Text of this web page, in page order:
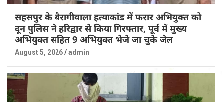
सहसपुर के बैरागीवाला हत्याकांड में फरार अभियुक्त को
दून पुलिस ने हरिद्वार से किया गिरफ्तार, पूर्व में मुख्य
अभियुक्त सहित 9 अभियुक्त भेजे जा चुके जेल
August 5, 2026 admin